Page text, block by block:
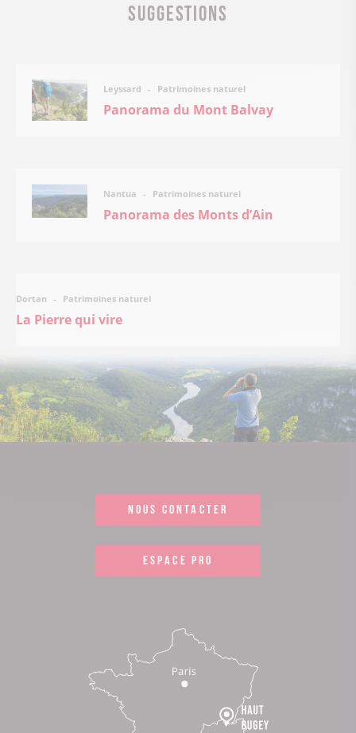
Suggestions
Leyssard Patrimoines naturel
Panorama du Mont Balvay
Nantua Patrimoines naturel
Panorama des Monts d’Ain
Dortan Patrimoines naturel
La Pierre qui vire
NOUS CONTACTER
ESPACE PRO